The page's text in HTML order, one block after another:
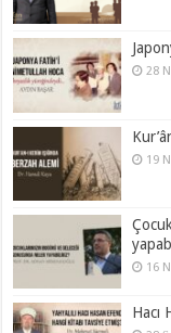
28
19
16
Hacı